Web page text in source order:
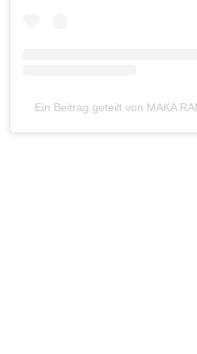
Ein Beitrag geteilt von MAKA